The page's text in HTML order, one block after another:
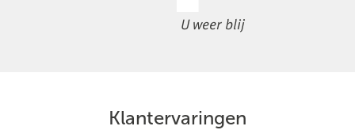
U weer blij
Klantervaringen